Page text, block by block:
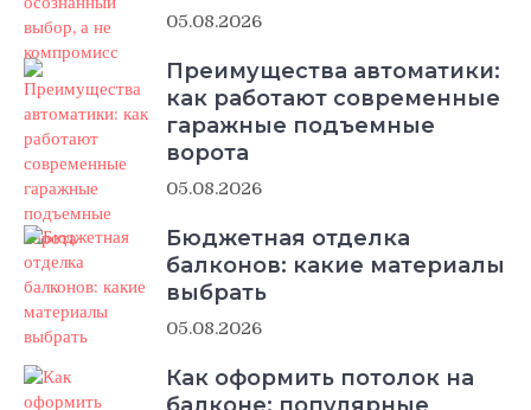
05.08.2026
Преимущества автоматики:
как работают современные
гаражные подъемные
ворота
05.08.2026
Бюджетная отделка
балконов: какие материалы
выбрать
05.08.2026
Как оформить потолок на